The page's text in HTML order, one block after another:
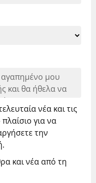
νέα και τις
για να
την
και νέα από τη